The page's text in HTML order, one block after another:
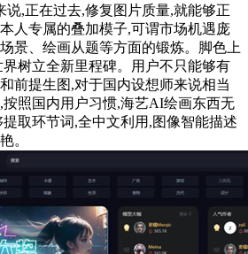
说,正在过去,修复图片质量,就能够正
人专属的叠加模子,可谓市场机遇庞
景、绘画从题等方面的锻炼。脚色上
树立全新里程碑。用户不只能够有
前提生图,对于国内设想师来说相当
照国内用户习惯,海艺AI绘画东西无
取环节词,全中文利用,图像智能描述
。